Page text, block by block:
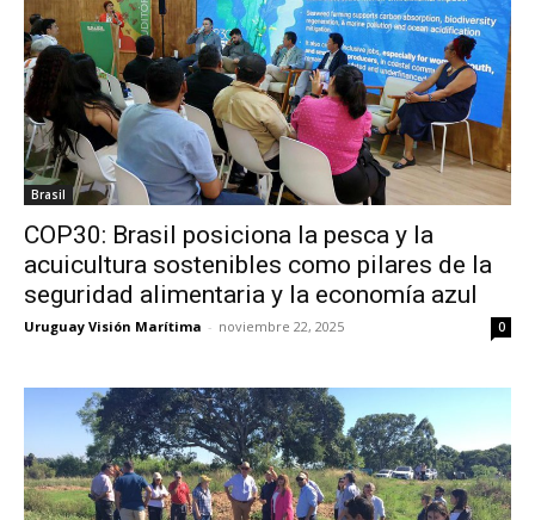
Brasil
COP30: Brasil posiciona la pesca y la
acuicultura sostenibles como pilares de la
seguridad alimentaria y la economía azul
Uruguay Visión Marítima - noviembre 22, 2025 0